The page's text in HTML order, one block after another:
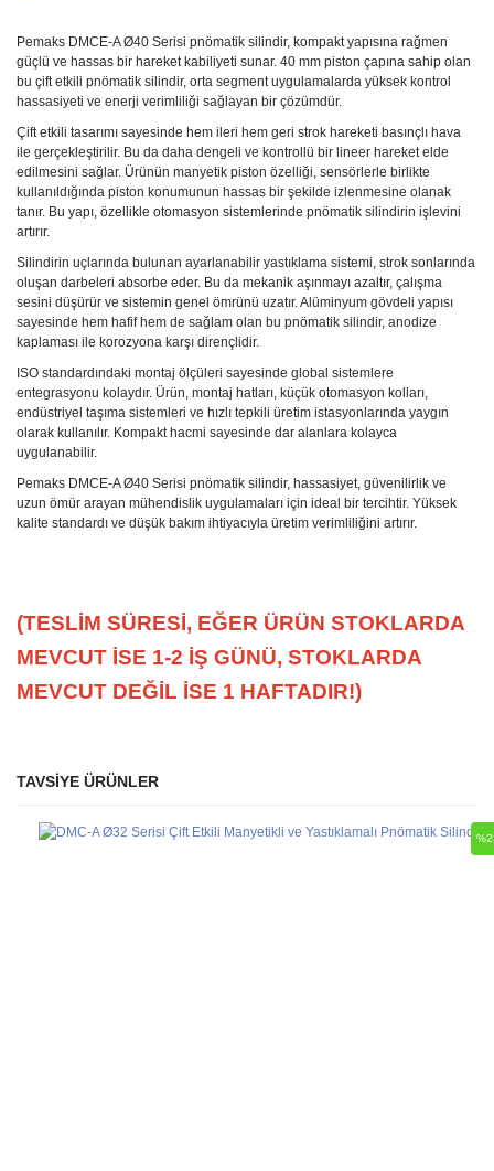
Pemaks DMCE-A Ø40 Serisi pnömatik silindir, kompakt yapısına rağmen
güçlü ve hassas bir hareket kabiliyeti sunar. 40 mm piston çapına sahip olan
bu çift etkili pnömatik silindir, orta segment uygulamalarda yüksek kontrol
hassasiyeti ve enerji verimliliği sağlayan bir çözümdür.
Çift etkili tasarımı sayesinde hem ileri hem geri strok hareketi basınçlı hava
ile gerçekleştirilir. Bu da daha dengeli ve kontrollü bir lineer hareket elde
edilmesini sağlar. Ürünün manyetik piston özelliği, sensörlerle birlikte
kullanıldığında piston konumunun hassas bir şekilde izlenmesine olanak
tanır. Bu yapı, özellikle otomasyon sistemlerinde pnömatik silindirin işlevini
artırır.
Silindirin uçlarında bulunan ayarlanabilir yastıklama sistemi, strok sonlarında
oluşan darbeleri absorbe eder. Bu da mekanik aşınmayı azaltır, çalışma
sesini düşürür ve sistemin genel ömrünü uzatır. Alüminyum gövdeli yapısı
sayesinde hem hafif hem de sağlam olan bu pnömatik silindir, anodize
kaplaması ile korozyona karşı dirençlidir.
ISO standardındaki montaj ölçüleri sayesinde global sistemlere
entegrasyonu kolaydır. Ürün, montaj hatları, küçük otomasyon kolları,
endüstriyel taşıma sistemleri ve hızlı tepkili üretim istasyonlarında yaygın
olarak kullanılır. Kompakt hacmi sayesinde dar alanlara kolayca
uygulanabilir.
Pemaks DMCE-A Ø40 Serisi pnömatik silindir, hassasiyet, güvenilirlik ve
uzun ömür arayan mühendislik uygulamaları için ideal bir tercihtir. Yüksek
kalite standardı ve düşük bakım ihtiyacıyla üretim verimliliğini artırır.
(TESLİM SÜRESİ, EĞER ÜRÜN STOKLARDA
MEVCUT İSE 1-2 İŞ GÜNÜ, STOKLARDA
MEVCUT DEĞİL İSE 1 HAFTADIR!)
TAVSİYE ÜRÜNLER